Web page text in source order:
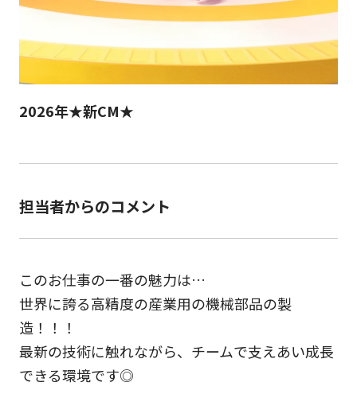
2026年★新CM★
担当者からのコメント
このお仕事の一番の魅力は…
世界に誇る高精度の産業用の機械部品の製
造！！！
最新の技術に触れながら、チームで支えあい成長
できる環境です◎